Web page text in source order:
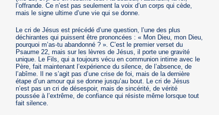
l’offrande. Ce n’est pas seulement la voix d’un corps qui cède,
mais le signe ultime d’une vie qui se donne.
Le cri de Jésus est précédé d’une question, l’une des plus
déchirantes qui puissent être prononcées : « Mon Dieu, mon Dieu,
pourquoi m’as-tu abandonné ? ». C’est le premier verset du
Psaume 22, mais sur les lèvres de Jésus, il porte une gravité
unique. Le Fils, qui a toujours vécu en communion intime avec le
Père, fait maintenant l’expérience du silence, de l’absence, de
l’abîme. Il ne s’agit pas d’une crise de foi, mais de la dernière
étape d’un amour qui se donne jusqu’au bout. Le cri de Jésus
n’est pas un cri de désespoir, mais de sincérité, de vérité
poussée à l’extrême, de confiance qui résiste même lorsque tout
fait silence.